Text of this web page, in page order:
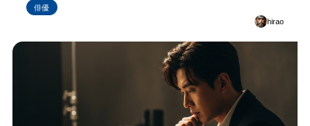
俳優
hirao